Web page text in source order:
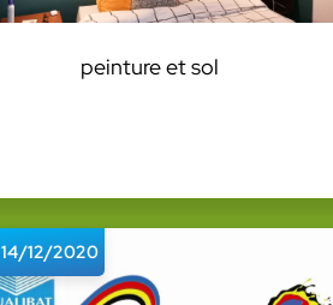
peinture et sol
14/12/2020